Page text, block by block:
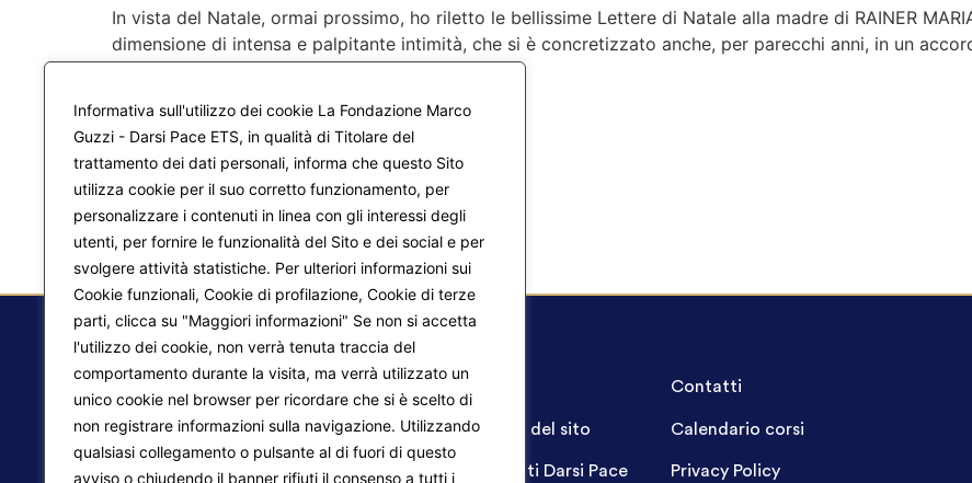
Informativa sull'utilizzo dei cookie La Fondazione Marco
Guzzi - Darsi Pace ETS, in qualità di Titolare del
trattamento dei dati personali, informa che questo Sito
utilizza cookie per il suo corretto funzionamento, per
personalizzare i contenuti in linea con gli interessi degli
utenti, per fornire le funzionalità del Sito e dei social e per
svolgere attività statistiche. Per ulteriori informazioni sui
Cookie funzionali, Cookie di profilazione, Cookie di terze
parti, clicca su "Maggiori informazioni" Se non si accetta
l'utilizzo dei cookie, non verrà tenuta traccia del
comportamento durante la visita, ma verrà utilizzato un
unico cookie nel browser per ricordare che si è scelto di
non registrare informazioni sulla navigazione. Utilizzando
qualsiasi collegamento o pulsante al di fuori di questo
avviso o chiudendo il banner rifiuti il consenso a tutti i
In vista del Natale, ormai prossimo, ho riletto le bellissime Lettere di Natale alla madre di RAINER
dimensione di intensa e palpitante intimità, che si è concretizzato anche, per parecchi anni, in un
pur nella lontananza spaziale, per celebrare […]
Mappa del sito
Progetti Darsi Pace
Contatti
Calendario corsi
Privacy Policy